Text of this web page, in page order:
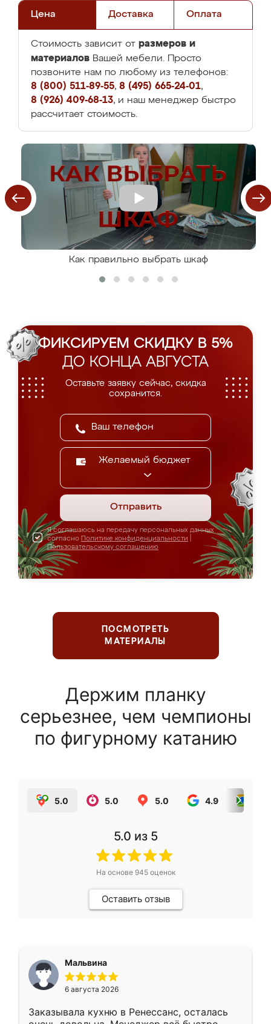
Цена Доставка Оплата
Стоимость зависит от размеров и
материалов Вашей мебели. Просто
позвоните нам по любому из телефонов:
8 (800) 511-89-55, 8 (495) 665-24-01,
8 (926) 409-68-13, и наш менеджер быстро
рассчитает стоимость.
Как правильно выбрать шкаф
ФИКСИРУЕМ СКИДКУ В 5%
ДО КОНЦА АВГУСТА
Оставьте заявку сейчас, скидка
сохранится.
Желаемый бюджет
Отправить
Я соглашаюсь на передачу персональных данных
согласно Политике конфиденциальности
Пользовательскому соглашению
ПОСМОТРЕТЬ
МАТЕРИАЛЫ
Держим планку
серьезнее, чем чемпионы
по фигурному катанию
5.0 5.0 5.0 4.9
5.0 из 5
На основе 945оценок
Оставить отзыв
Мальвина
6 августа 2026
Заказывала кухню в Ренессанс, осталась